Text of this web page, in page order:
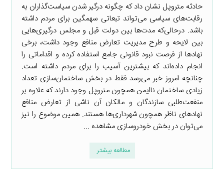
حادثه متروپل نشان داد که چگونه درگیر شدن سیاست‌گذاران به
رقابت‌های سیاسی می‌تواند تبعاتی سهمگین برای مردم داشته
باشد. درحالی‌که مدت‌ها بین دولت قبل و مجلس درگیری‌هایی
بین لایحه و طرح مدیریت تعارض منافع وجود داشت، برخی
نهادها از فرصت نبود قانونی جامع استفاده کرده و اقداماتی را
انجام داده‌اند که بیشترین آسیب را برای مردم داشته است.
چنانچه امروز خبر می‌رسد فقط در بخش ساختمان‌سازی تعداد
زیادی ساختمان ناایمن همچون متروپل وجود دارند که علاوه بر
منفعت‌طلبی سازندگان و مالکان آن ناشی از تعارض منافع
نهادهای ناظر همچون شهرداری‌ها هستند. همین موضوع را نیز
می‌توان در بخش خودروسازی مشاهده ...
مطالعه بیشتر